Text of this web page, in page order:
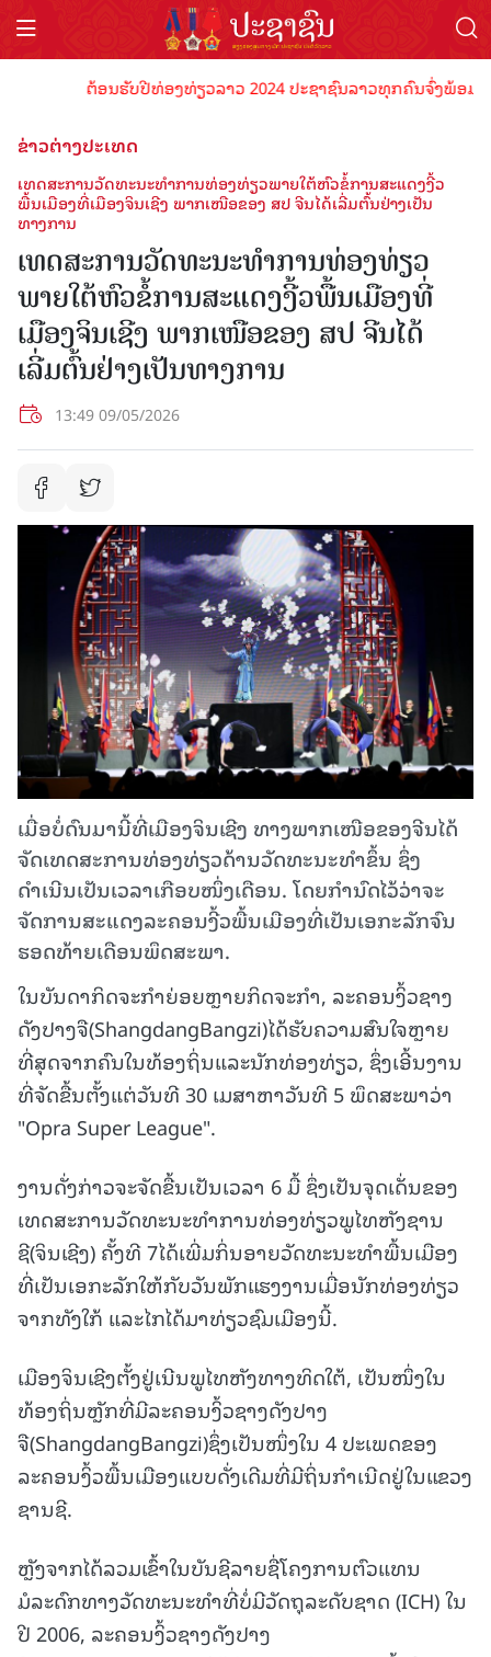
ຕ້ອນຮັບປີທ່ອງທ່ຽວລາວ 2024 ປະຊາຊົນລາວທຸກຄົນຈົ່ງພ້ອມເ
ຂ່າວຕ່າງປະເທດ
ເທດສະການວັດທະນະທຳການທ່ອງທ່ຽວພາຍໃຕ້ຫົວຂໍ້ການສະແດງງີ້ວ
ພື້ນເມືອງທີ່ເມືອງຈິນເຊີງ ພາກເໜືອຂອງ ສປ ຈີນໄດ້ເລີ່ມຕົ້ນຢ່າງເປັນ
ທາງການ
ເທດສະການວັດທະນະທຳການທ່ອງທ່ຽວ
ພາຍໃຕ້ຫົວຂໍ້ການສະແດງງີ້ວພື້ນເມືອງທີ່
ເມືອງຈິນເຊີງ ພາກເໜືອຂອງ ສປ ຈີນໄດ້
ເລີ່ມຕົ້ນຢ່າງເປັນທາງການ
13:49 09/05/2026
ເມື່ອບໍ່ດົນມານີ້ທີ່ເມືອງຈິນເຊີງ ທາງພາກເໜືອຂອງຈີນໄດ້
ຈັດເທດສະການທ່ອງທ່ຽວດ້ານວັດທະນະທຳຂຶ້ນ ຊຶ່ງ
ດຳເນີນເປັນເວລາເກືອບໜຶ່ງເດືອນ. ໂດຍກຳນົດໄວ້ວ່າຈະ
ຈັດການສະແດງລະຄອນງີ້ວພື້ນເມືອງທີ່ເປັນເອກະລັກຈົນ
ຮອດທ້າຍເດືອນພຶດສະພາ.
ໃນບັນດາກິດຈະກຳຍ່ອຍຫຼາຍກິດຈະກໍາ, ລະຄອນງິ້ວຊາງ
ດັງປາງຈື(ShangdangBangzi)ໄດ້ຮັບຄວາມສົນໃຈຫຼາຍ
ທີ່ສຸດຈາກຄົນໃນທ້ອງຖິ່ນແລະນັກທ່ອງທ່ຽວ, ຊຶ່ງເອີ້ນງານ
ທີ່ຈັດຂື້ນຕັ້ງແຕ່ວັນທີ 30 ເມສາຫາວັນທີ 5 ພຶດສະພາວ່າ
"Opra Super League".
ງານດັ່ງກ່າວຈະຈັດຂື້ນເປັນເວລາ 6 ມື້ ຊຶ່ງເປັນຈຸດເດັ່ນຂອງ
ເທດສະການວັດທະນະທຳການທ່ອງທ່ຽວພູໄທຫັງຊານ
ຊີ(ຈິນເຊີງ) ຄັ້ງທີ 7ໄດ້ເພີ່ມກິ່ນອາຍວັດທະນະທຳພື້ນເມືອງ
ທີ່ເປັນເອກະລັກໃຫ້ກັບວັນພັກແຮງງານເມື່ອນັກທ່ອງທ່ຽວ
ຈາກທັງໃກ້ ແລະໄກໄດ້ມາທ່ຽວຊົມເມືອງນີ້.
ເມືອງຈິນເຊີງຕັ້ງຢູ່ເນີນພູໄທຫັງທາງທິດໃຕ້, ເປັນໜຶ່ງໃນ
ທ້ອງຖິ່ນຫຼັກທີ່ມີລະຄອນງິ້ວຊາງດັງປາງ
ຈື(ShangdangBangzi)ຊຶ່ງເປັນໜຶ່ງໃນ 4 ປະເພດຂອງ
ລະຄອນງິ້ວພື້ນເມືອງແບບດັ່ງເດີມທີ່ມີຖິ່ນກຳເນີດຢູ່ໃນແຂວງ
ຊານຊີ.
ຫຼັງຈາກໄດ້ລວມເຂົ້າໃນບັນຊີລາຍຊື່ໂຄງການຕົວແທນ
ມໍລະດົກທາງວັດທະນະທໍາທີ່ບໍ່ມີວັດຖຸລະດັບຊາດ (ICH) ໃນ
ປີ 2006, ລະຄອນງິ້ວຊາງດັງປາງ